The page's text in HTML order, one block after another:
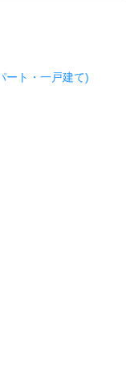
ート・一戸建て)